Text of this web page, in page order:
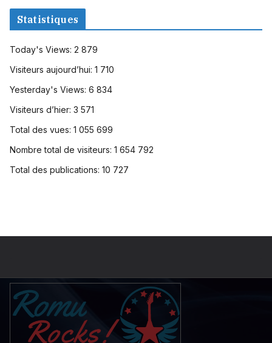
Statistiques
Today's Views: 2 879
Visiteurs aujourd’hui: 1 710
Yesterday's Views: 6 834
Visiteurs d’hier: 3 571
Total des vues: 1 055 699
Nombre total de visiteurs: 1 654 792
Total des publications: 10 727